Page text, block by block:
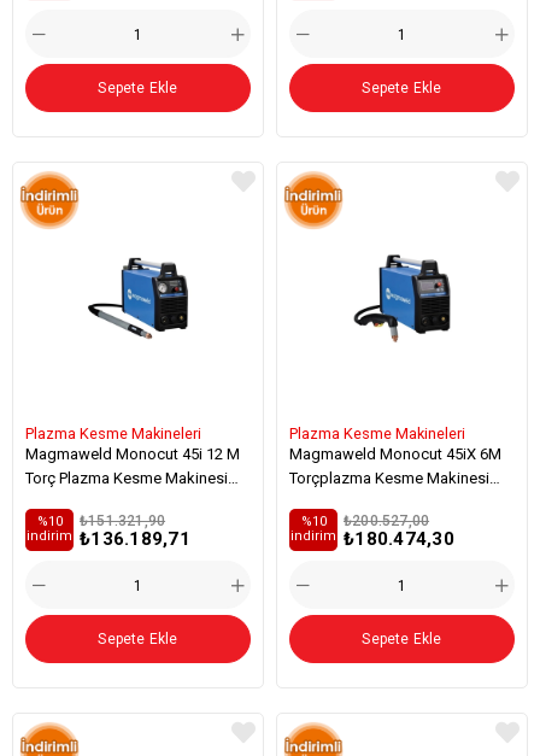
Sepete Ekle Sepete Ekle
Plazma Kesme Makineleri
Magmaweld Monocut 45i 12 M
Torç Plazma Kesme Makinesi
₺136.189,71
₺151.321,90
%10
i̇ndirim
Sepete Ekle
Plazma Kesme Makineleri
Magmaweld Monocut 45iX 6M
Torçplazma Kesme Makinesi
₺180.474,30
₺200.527,00
%10
i̇ndirim
Sepete Ekle